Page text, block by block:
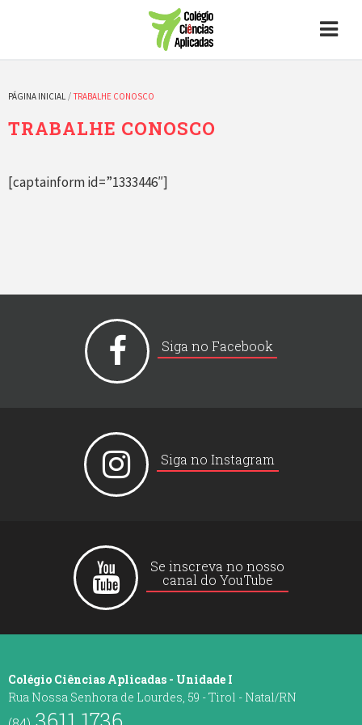
PÁGINA INICIAL / TRABALHE CONOSCO
TRABALHE CONOSCO
[captainform id=”1333446″]
Siga no Facebook
Siga no Instagram
Se inscreva no nosso
canal do YouTube
Colégio Ciências Aplicadas - Unidade I
Rua Nossa Senhora de Lourdes, 59 - Tirol - Natal/RN